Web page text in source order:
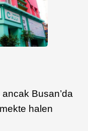
Busan’da
halen